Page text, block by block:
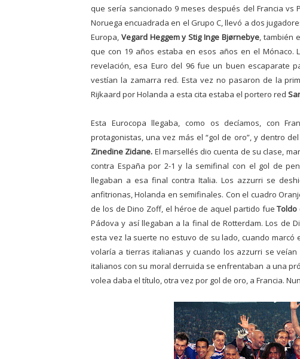
que sería sancionado 9 meses después del Francia vs
Noruega encuadrada en el Grupo C, llevó a dos
Europa, Vegard Heggem y Stig Inge Bjørnebye, también
que con 19 años estaba en esos años en el Mónaco.
revelación, esa Euro del 96 fue un buen escaparate
vestían la zamarra red. Esta vez no pasaron de la
Rijkaard por Holanda a esta cita estaba el portero red
Esta Eurocopa llegaba, como os decíamos, con
protagonistas, una vez más el “gol de oro”, y dentro del
Zinedine Zidane. El marsellés dio cuenta de su clase,
contra España por 2-1 y la semifinal con el gol de
llegaban a esa final contra Italia. Los azzurri se
anfitrionas, Holanda en semifinales. Con el cuadro
de los de Dino Zoff, el héroe de aquel partido fue Toldo
Pádova y así llegaban a la final de Rotterdam. Los de
esta vez la suerte no estuvo de su lado, cuando marcó
volaría a tierras italianas y cuando los azzurri se
italianos con su moral derruida se enfrentaban a una
volea daba el título, otra vez por gol de oro, a Francia.